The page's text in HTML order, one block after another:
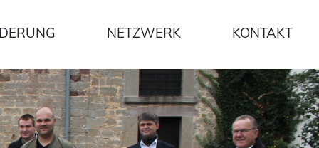
NETZWERK KONTAKT